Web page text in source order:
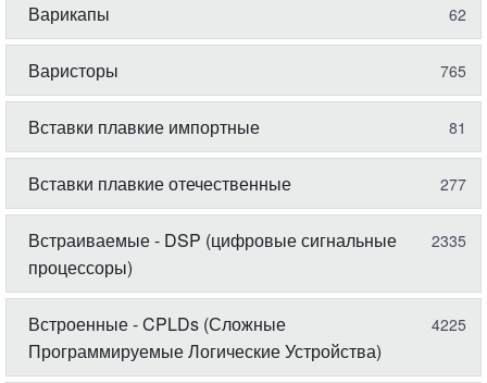
Варикапы 62
Варисторы 765
Вставки плавкие импортные 81
Вставки плавкие отечественные 277
Встраиваемые - DSP (цифровые сигнальные
процессоры)
2335
Встроенные - CPLDs (Сложные
Программируемые Логические Устройства)
4225